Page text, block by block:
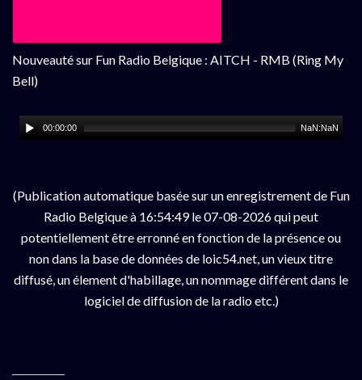
Nouveauté sur Fun Radio Belgique : AITCH - RMB (Ring My
Bell)
00:00:00 NaN:NaN
(Publication automatique basée sur un enregistrement de Fun
Radio Belgique à 16:54:49 le 07-08-2026 qui peut
potentiellement être erronné en fonction de la présence ou
non dans la base de données de loic54.net, un vieux titre
diffusé, un élement d'habillage, un nommage différent dans le
logiciel de diffusion de la radio etc.)